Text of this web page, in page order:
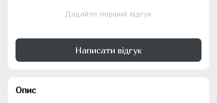
Додайте перший відгук
Написати відгук
Опис